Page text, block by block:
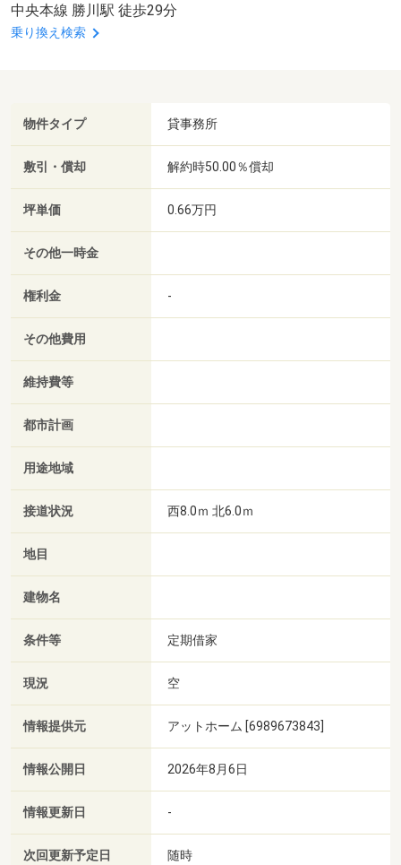
中央本線 勝川駅 徒歩29分
乗り換え検索
物件タイプ 貸事務所
敷引・償却 解約時50.00％償却
坪単価 0.66万円
その他一時金
権利金 -
その他費用
維持費等
都市計画
用途地域
接道状況 西8.0ｍ 北6.0ｍ
地目
建物名
条件等 定期借家
現況 空
情報提供元 アットホーム [6989673843]
情報公開日 2026年8月6日
情報更新日 -
次回更新予定日 随時